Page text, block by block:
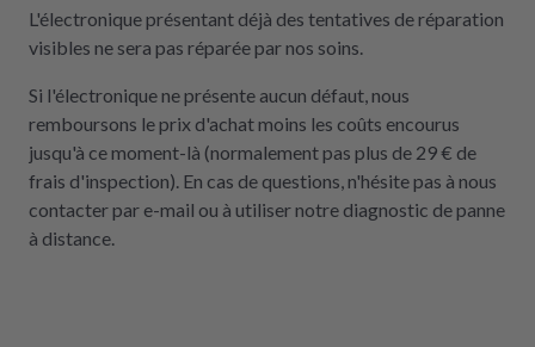
L'électronique présentant déjà des tentatives de réparation
visibles ne sera pas réparée par nos soins.
Si l'électronique ne présente aucun défaut, nous
remboursons le prix d'achat moins les coûts encourus
jusqu'à ce moment-là (normalement pas plus de 29 € de
frais d'inspection). En cas de questions, n'hésite pas à nous
contacter par e-mail ou à utiliser notre diagnostic de panne
à distance.